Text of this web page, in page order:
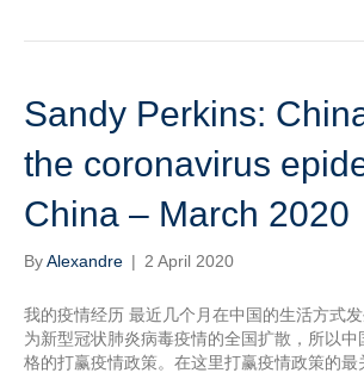
Sandy Perkins:
the coronavirus
China – March 2020
ByAlexandre | 2 April 2020
我的疫情经历 最近几个月在中国的生活方式
为新型冠状肺炎病毒疫情的全国扩散，所以
格的打赢疫情政策。在这里打赢疫情政策的最